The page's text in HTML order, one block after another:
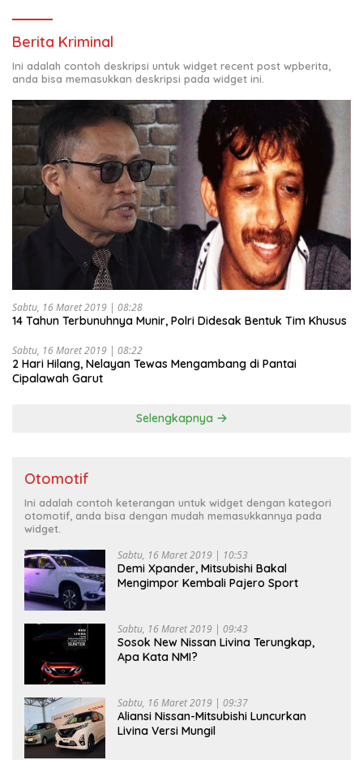
Berita Kriminal
Ini adalah contoh deskripsi untuk widget recent post wpberita,
anda bisa memasukkan deskripsi pada widget ini.
Sabtu, 16 Maret 2019 | 08:28
14 Tahun Terbunuhnya Munir, Polri Didesak Bentuk Tim Khusus
Sabtu, 16 Maret 2019 | 08:22
2 Hari Hilang, Nelayan Tewas Mengambang di Pantai
Cipalawah Garut
Selengkapnya
Otomotif
Ini adalah contoh keterangan untuk widget dengan kategori
otomotif, anda bisa dengan mudah memasukkannya pada
widget.
Sabtu, 16 Maret 2019 | 10:53
Demi Xpander, Mitsubishi Bakal
Mengimpor Kembali Pajero Sport
Sabtu, 16 Maret 2019 | 09:43
Sosok New Nissan Livina Terungkap,
Apa Kata NMI?
Sabtu, 16 Maret 2019 | 09:37
Aliansi Nissan-Mitsubishi Luncurkan
Livina Versi Mungil